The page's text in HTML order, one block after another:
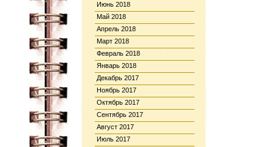
Июнь 2018
Май 2018
Апрель 2018
Март 2018
Февраль 2018
Январь 2018
Декабрь 2017
Ноябрь 2017
Октябрь 2017
Сентябрь 2017
Август 2017
Июль 2017